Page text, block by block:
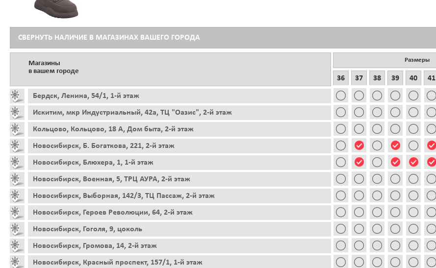
СВЕРНУТЬ НАЛИЧИЕ В МАГАЗИНАХ ВАШЕГО ГОРОДА
Магазины
в вашем городе
Бердск, Ленина, 54/1, 1-й этаж
Искитим, мкр Индустриальный, 42а, ТЦ "Оазис", 2-й этаж
Кольцово, Кольцово, 18 А, Дом быта, 2-й этаж
Новосибирск, Б. Богаткова, 221, 2-й этаж
Новосибирск, Блюхера, 1, 1-й этаж
Новосибирск, Военная, 5, ТРЦ АУРА, 2-й этаж
Новосибирск, Выборная, 142/3, ТЦ Пассаж, 2-й этаж
Новосибирск, Героев Революции, 64, 2-й этаж
Новосибирск, Гоголя, 9, цоколь
Новосибирск, Громова, 14, 2-й этаж
Новосибирск, Красный проспект, 157/1, 1-й этаж
Размеры
36 37 38 39 40 41